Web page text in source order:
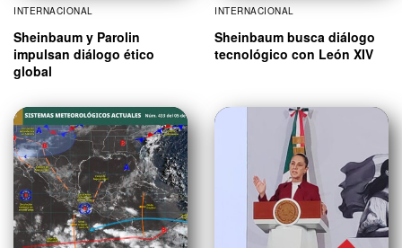
INTERNACIONAL
Sheinbaum y Parolin
impulsan diálogo ético
global
INTERNACIONAL
Sheinbaum busca diálogo
tecnológico con León XIV